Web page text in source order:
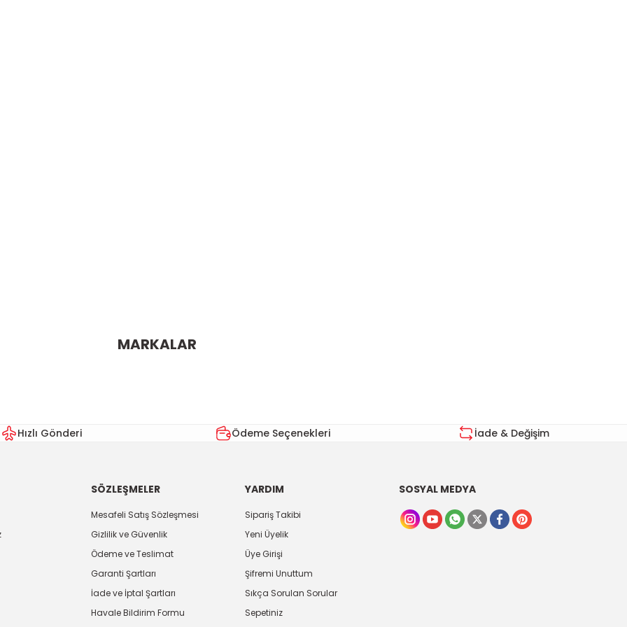
MARKALAR
Hızlı Gönderi Ödeme Seçenekleri İade & Değişim
SÖZLEŞMELER
Mesafeli Satış Sözleşmesi
Gizlilik ve Güvenlik
Ödeme ve Teslimat
Garanti Şartları
İade ve İptal Şartları
Havale Bildirim Formu
YARDIM
Sipariş Takibi
Yeni Üyelik
Üye Girişi
Şifremi Unuttum
Sıkça Sorulan Sorular
Sepetiniz
SOSYAL MEDYA